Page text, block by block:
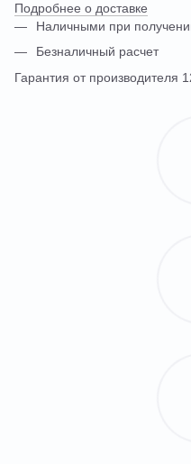
Подробнее о доставке
Наличными при
Безналичный расчет
Гарантия от производителя